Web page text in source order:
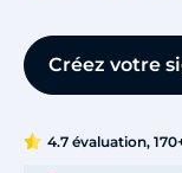
Créez votre
4.7 évaluation,